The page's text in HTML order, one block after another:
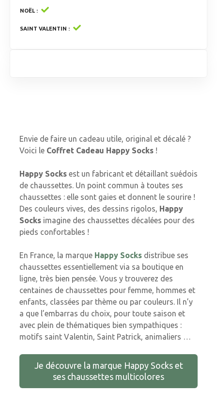
NOËL
SAINT VALENTIN
Envie de faire un cadeau utile, original et décalé ?
Voici le Coffret Cadeau Happy Socks !
Happy Socks est un fabricant et détaillant suédois
de chaussettes. Un point commun à toutes ses
chaussettes : elle sont gaies et donnent le sourire !
Des couleurs vives, des dessins rigolos, Happy
Socks imagine des chaussettes décalées pour des
pieds confortables !
En France, la marque Happy Socks distribue ses
chaussettes essentiellement via sa boutique en
ligne, très bien pensée. Vous y trouverez des
centaines de chaussettes pour femme, hommes et
enfants, classées par thème ou par couleurs. Il n’y
a que l’embarras du choix, pour toute saison et
avec plein de thématiques bien sympathiques :
motifs saint Valentin, Saint Patrick, animaliers …
Je découvre la marque Happy Socks et
ses chaussettes multicolores